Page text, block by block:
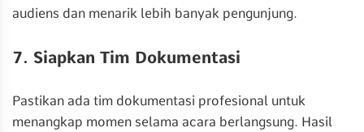
audiens dan menarik lebih banyak pengunjung.
7. Siapkan Tim Dokumentasi
Pastikan ada tim dokumentasi profesional untuk
menangkap momen selama acara berlangsung. Hasil